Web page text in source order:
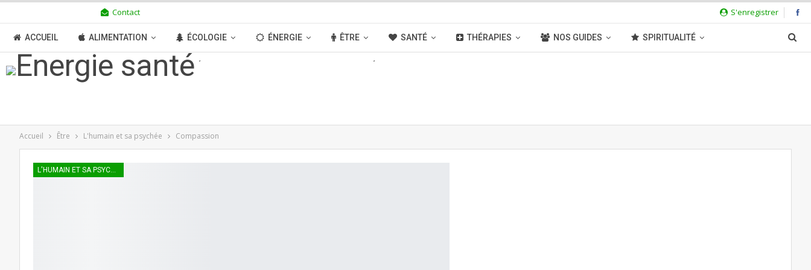
S'enregistrer
Contact
ACCUEIL ALIMENTATION ÉCOLOGIE ÉNERGIE ÊTRE SANTÉ THÉRAPIES NOS GUIDES SPIRITUALITÉ
TRANSITION BOUTIQUE MÉDIAS
Accueil Être L'humain et sa psychée Compassion
L'HUMAIN ET SA PSYCHÉE